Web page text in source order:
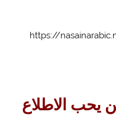
https://
يحب الاطلاع